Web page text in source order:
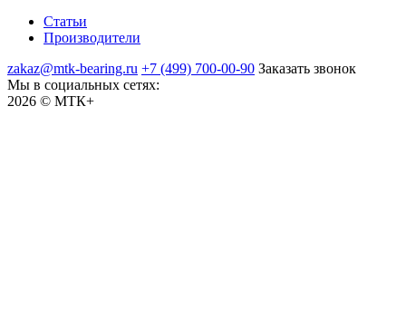
Статьи
Производители
zakaz@mtk-bearing.ru +7 (499) 700-00-90 Заказать звонок
Мы в социальных сетях:
2026 © МТК+